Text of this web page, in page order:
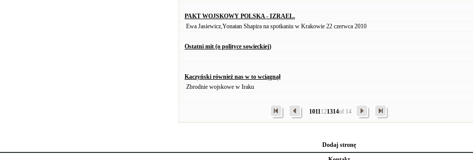
PAKT WOJSKOWY POLSKA - IZRAEL.
Ewa Jasiewicz,Yonatan Shapira na spotkaniu w Krakowie 22 czerwca 2010
Ostatni mit (o polityce sowieckiej)
Kaczyński również nas w to wciągnął
Zbrodnie wojskowe w Iraku
1011 121314of 14
Dodaj stronę